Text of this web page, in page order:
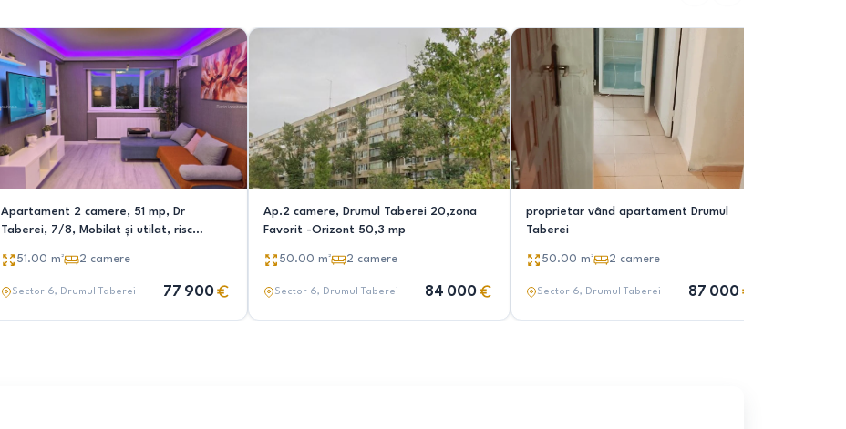
Apartament 2 camere, 51 mp, Dr
Taberei, 7/8, Mobilat și utilat, risc
51.00 m² 2 camere
Sector 6, Drumul Taberei 77 900
Ap.2 camere, Drumul Taberei 20,zona
Favorit -Orizont 50,3 mp
50.00 m² 2 camere
Sector 6, Drumul Taberei 84 000
proprietar vând apartament Drumul
Taberei
50.00 m² 2 camere
Sector 6, Drumul Taberei 87 000